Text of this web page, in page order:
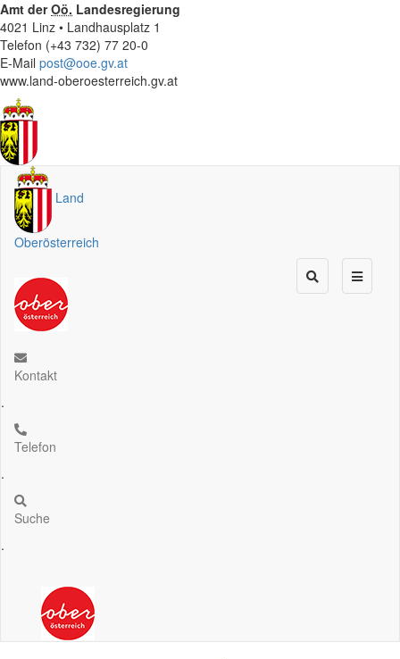
Amt derOö. Landesregierung
4021 Linz • Landhausplatz 1
Telefon (+43 732) 77 20-0
E-Mail post@ooe.gv.at
www.land-oberoesterreich.gv.at
Land
Oberösterreich
Kontakt
.
Telefon
.
Suche
.